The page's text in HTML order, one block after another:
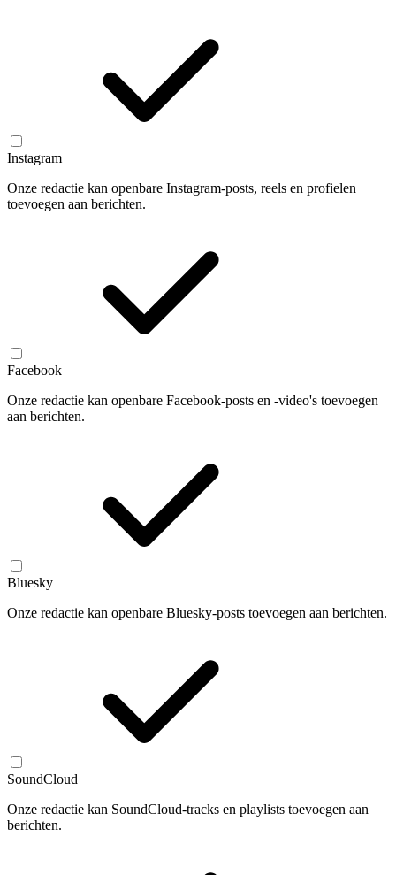
Instagram
Onze redactie kan openbare Instagram-posts, reels en profielen
toevoegen aan berichten.
Facebook
Onze redactie kan openbare Facebook-posts en -video's toevoegen
aan berichten.
Bluesky
Onze redactie kan openbare Bluesky-posts toevoegen aan berichten.
SoundCloud
Onze redactie kan SoundCloud-tracks en playlists toevoegen aan
berichten.